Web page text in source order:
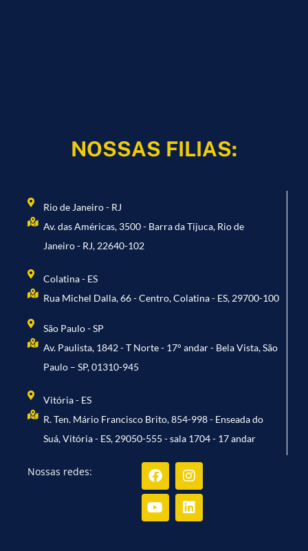
NOSSAS FILIAS:
Rio de Janeiro - RJ
Av. das Américas, 3500 - Barra da Tijuca, Rio de
Janeiro - RJ, 22640-102
Colatina - ES
Rua Michel Dalla, 66 - Centro, Colatina - ES, 29700-100
São Paulo - SP
Av. Paulista, 1842 - T Norte - 17° andar - Bela Vista, São
Paulo – SP, 01310-945
Vitória - ES
R. Ten. Mário Francisco Brito, 854-998 - Enseada do
Suá, Vitória - ES, 29050-555 - sala 1704 - 17 andar
Nossas redes: FacebookInstagram
YoutubeLinkedin